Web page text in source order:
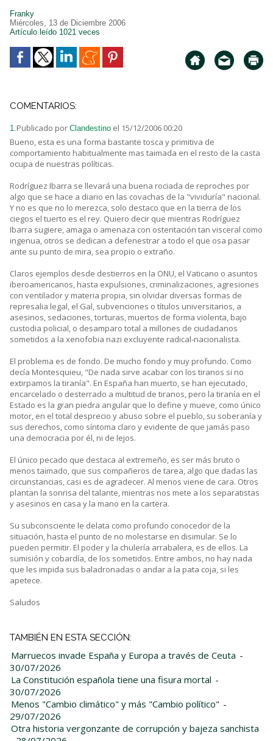
Franky
Miércoles, 13 de Diciembre 2006
Artículo leído 1021 veces
COMENTARIOS:
1.Publicado por Clandestino el 15/12/2006 00:20
Bueno, esta es una forma bastante tosca y primitiva de
comportamiento habitualmente mas taimada en el resto de la casta
ocupa de nuestras políticas.
Rodríguez Ibarra se llevará una buena rociada de reproches por
algo que se hace a diario en las covachas de la "vividuría" nacional.
Y no es que no lo merezca, solo destaco que en la tierra de los
ciegos el tuerto es el rey. Quiero decir que mientras Rodríguez
Ibarra sugiere, amaga o amenaza con ostentación tan visceral como
ingenua, otros se dedican a defenestrar a todo el que osa pasar
ante su punto de mira, sea propio o extraño.
Claros ejemplos desde destierros en la ONU, el Vaticano o asuntos
iberoamericanos, hasta expulsiones, criminalizaciones, agresiones
con ventilador y materia propia, sin olvidar diversas formas de
represalia legal, el Gal, subvenciones o títulos universitarios, a
asesinos, sedaciones, torturas, muertos de forma violenta, bajo
custodia policial, o desamparo total a millones de ciudadanos
sometidos a la xenofobia nazi excluyente radical-nacionalista.
El problema es de fondo. De mucho fondo y muy profundo. Como
decía Montesquieu, "De nada sirve acabar con los tiranos si no
extirpamos la tiranía". En España han muerto, se han ejecutado,
encarcelado o desterrado a multitud de tiranos, pero la tiranía en el
Estado es la gran piedra angular que lo define y mueve, como único
motor, en el total desprecio y abuso sobre el pueblo, su soberanía y
sus derechos, como síntoma claro y evidente de que jamás paso
una democracia por él, ni de lejos.
El único pecado que destaca al extremeño, es ser más bruto o
menos taimado, que sus compañeros de tarea, algo que dadas las
circunstancias, casi es de agradecer. Al menos viene de cara. Otros
plantan la sonrisa del talante, mientras nos mete a los separatistas
y asesinos en casa y la mano en la cartera.
Su subconsciente le delata como profundo conocedor de la
situación, hasta el punto de no molestarse en disimular. Se lo
pueden permitir. El poder y la chulería arrabalera, es de ellos. La
sumisión y cobardía, de los sometidos. Entre ambos, no hay nada
que les impida sus baladronadas o andar a la pata coja, si les
apetece.
Saludos
TAMBIÉN EN ESTA SECCIÓN:
Marruecos invade España y Europa a través de Ceuta -
30/07/2026
La Constitución española tiene una fisura mortal -
30/07/2026
Menos "Cambio climático" y más "Cambio político" -
29/07/2026
Otra historia vergonzante de corrupción y bajeza sanchista